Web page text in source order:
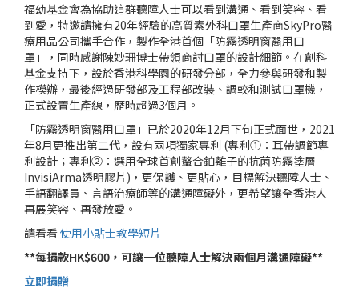
福幼基金會為協助這群聽障人士可以看到溝通、看到笑容、看
到愛，特邀請擁有20年經驗的高質素外科口罩生產商SkyPro醫
療用品公司攜手合作，製作全港首個「防霧透明窗醫用口
罩」，同時感謝陳妙珊博士帶領商討口罩的設計細節。在創科
基金支持下，設於香港科學園的研發分部，全力參與研發和製
作模辦，最後經過研發部及工程部改裝、調較和測試口罩機，
正式設置生產線，歷時超過3個月。
「防霧透明窗醫用口罩」已於2020年12月下旬正式面世，2021
年8月更推出第二代，設有兩項獨家專利 (專利①：耳帶調節專
利設計；專利②：選用全球首創螯合鉑離子的抗菌防霧塗層
InvisiArma透明膠片)，更保護、更貼心，目標解決聽障人士、
手語翻譯員、言語治療師等的溝通障礙外，更希望讓全香港人
再展笑容、再發放愛。
請看看使用小貼士教學短片
**每捐款HK$600，可讓一位聽障人士解決兩個月溝通障礙**
立即捐贈